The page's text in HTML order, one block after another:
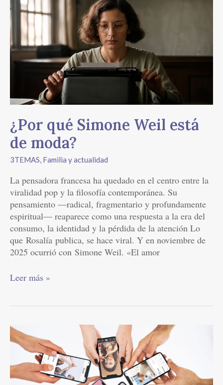
¿Por qué Simone Weil está
de moda?
3TEMAS, Familia y actualidad
La pensadora francesa ha quedado en el centro entre la
viralidad pop y la filosofía contemporánea. Su
pensamiento —radical, fragmentario y profundamente
espiritual— reaparece como una respuesta a la era del
consumo, la identidad y la pérdida de la atención Lo
que Rosalía publica, se hace viral. Y en noviembre de
2025 ocurrió con Simone Weil. «El amor
¿Por
qué
Simone
Weil
está
de
Leer más »
La
trampa
creer
que